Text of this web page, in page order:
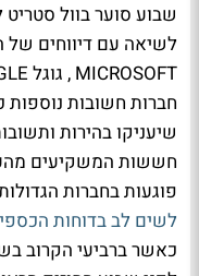
שבוע סוער בוול
לשיאה עם
שיעניקו בהירות
חששות המשקיעים
פוגעות בחברות
לשים לב בדוחות